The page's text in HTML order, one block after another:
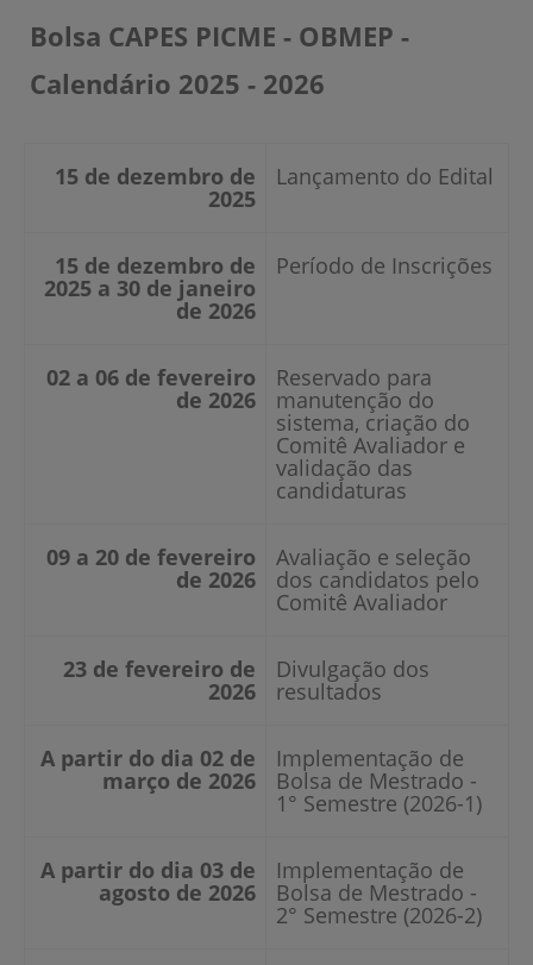
Bolsa CAPES PICME - OBMEP -
Calendário 2025 - 2026
15 de dezembro de
2025
Lançamento do Edital
15 de dezembro de
2025 a 30 de janeiro
de 2026
Período de Inscrições
02 a 06 de fevereiro
de 2026
Reservado para
manutenção do
sistema, criação do
Comitê Avaliador e
validação das
candidaturas
09 a 20 de fevereiro
de 2026
Avaliação e seleção
dos candidatos pelo
Comitê Avaliador
23 de fevereiro de
2026
Divulgação dos
resultados
A partir do dia 02 de
março de 2026
Implementação de
Bolsa de Mestrado -
1° Semestre (2026-1)
A partir do dia 03 de
agosto de 2026
Implementação de
Bolsa de Mestrado -
2° Semestre (2026-2)